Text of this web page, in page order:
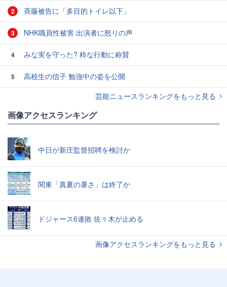
2 斉藤被告に「多目的トイレ以下」
3 NHK職員性被害 出演者に怒りの声
4 みな実を守った? 粋な行動に称賛
5
高校生の信子 勉強中の姿を公開
芸能ニュースランキングをもっと見る
画像アクセスランキング
中日が新庄監督招聘を検討か
関東「真夏の暑さ」は終了か
ドジャース6連敗 佐々木が止める
画像アクセスランキングをもっと見る